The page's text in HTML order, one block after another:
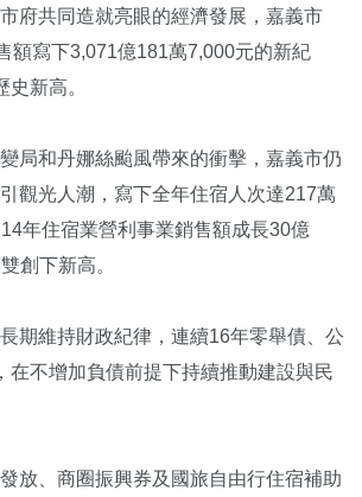
府共同造就亮眼的經濟發展，嘉義市
額寫下3,071億181萬7,000元的新紀
新高。
局和丹娜絲颱風帶來的衝擊，嘉義市仍
觀光人潮，寫下全年住宿人次達217萬
年住宿業營利事業銷售額成長30億
創下新高。
期維持財政紀律，連續16年零舉債、公
在不增加負債前提下持續推動建設與民
放、商圈振興券及國旅自由行住宿補助